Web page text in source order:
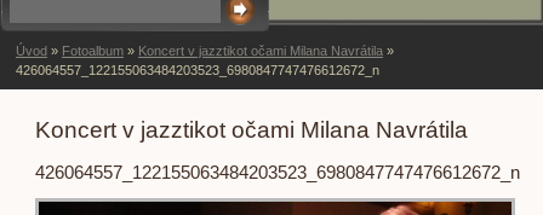
Úvod » Fotoalbum » Koncert v jazztikot očami Milana Navrátila »
426064557_122155063484203523_6980847747476612672_n
Koncert v jazztikot očami Milana Navrátila
426064557_122155063484203523_6980847747476612672_n